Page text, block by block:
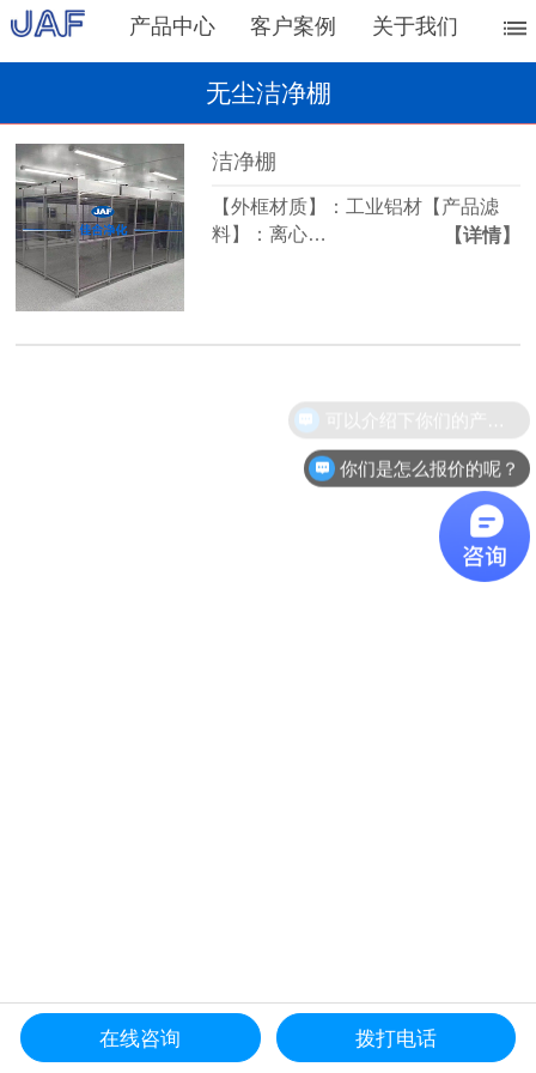
产品中心 客户案例 关于我们
无尘洁净棚
洁净棚
【外框材质】：工业铝材【产品滤
料】：离心…
【详情】
更多产品导航
你们是怎么报价的呢？
在线咨询 拨打电话